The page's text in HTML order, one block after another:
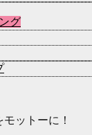
グ
ットーに！